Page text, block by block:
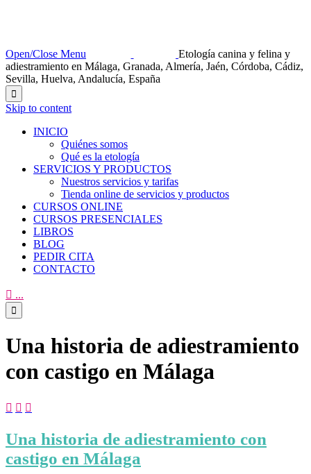
Open/Close Menu
Etología canina y felina y
adiestramiento en Málaga, Granada, Almería, Jaén, Córdoba, Cádiz,
Sevilla, Huelva, Andalucía, España

Skip to content
INICIO
Quiénes somos
Qué es la etología
SERVICIOS Y PRODUCTOS
Nuestros servicios y tarifas
Tienda online de servicios y productos
CURSOS ONLINE
CURSOS PRESENCIALES
LIBROS
BLOG
PEDIR CITA
CONTACTO
 ...

Una historia de adiestramiento
con castigo en Málaga
  
Una historia de adiestramiento con
castigo en Málaga